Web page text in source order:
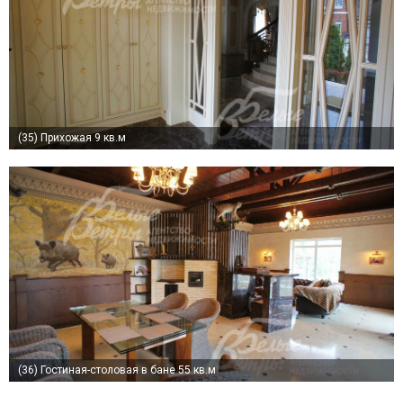
(35) Прихожая 9 кв.м
(36) Гостиная-столовая в бане 55 кв.м